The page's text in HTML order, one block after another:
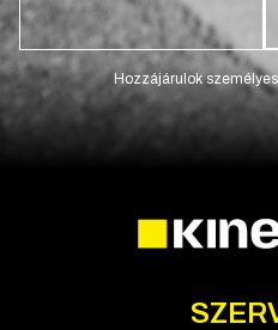
Hozzájárulok